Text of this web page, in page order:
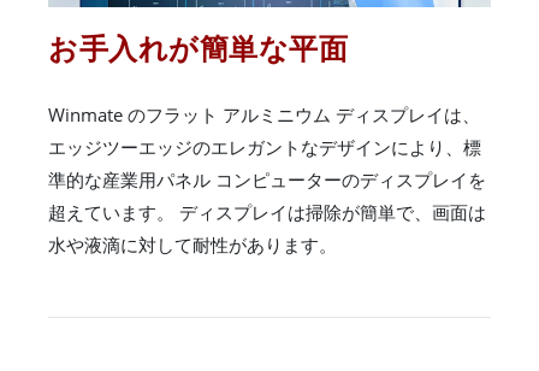
お手入れが簡単な平面
Winmate のフラット アルミニウム ディスプレイは、
エッジツーエッジのエレガントなデザインにより、標
準的な産業用パネル コンピューターのディスプレイを
超えています。 ディスプレイは掃除が簡単で、画面は
水や液滴に対して耐性があります。